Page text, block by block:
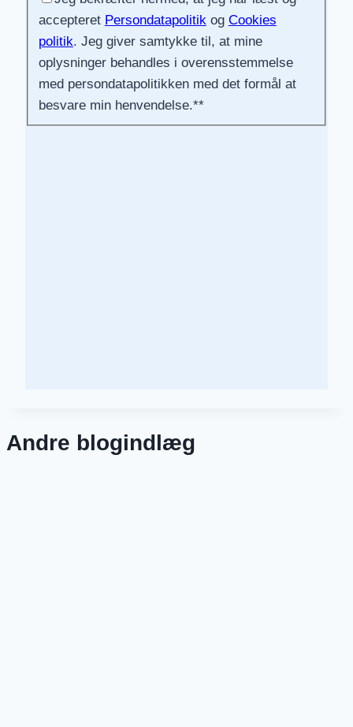
accepteret Persondatapolitikog Cookies
politik. Jeg giver samtykke til, at mine
oplysninger behandles i overensstemmelse
med persondatapolitikken med det formål at
besvare min henvendelse.**
Andre blogindlæg